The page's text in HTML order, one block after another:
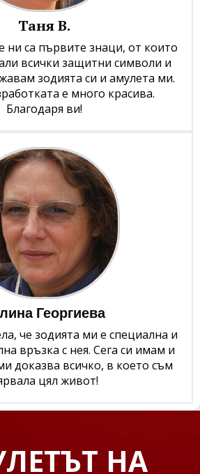
Таня В.
ни са първите знаци, от които
всички защитни символи и
зодията си и амулета ми.
е много красива.
Благодаря ви!
Георгиева
че зодията ми е специална и
връзка с нея. Сега си имам и
доказва всичко, в което съм
цял живот!
НА